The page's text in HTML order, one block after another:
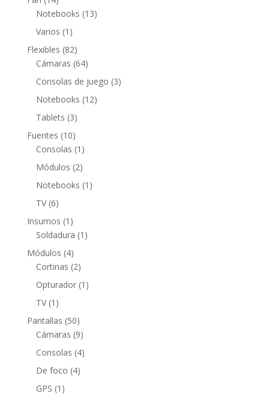
productos
Notebooks 1313
Varios 1 1
producto
Flexibles 8282
productos
Cámaras 6464
productos
Consolas de juego 33
Notebooks 1212
Tablets 33
productos
Fuentes 1010
productos
Consolas 1 1
producto
Módulos 22
productos
Notebooks 1 1
TV 66
productos
Insumos 1 1
producto
Soldadura 1 1
Módulos 44
productos
Cortinas 22
productos
Opturador 1 1
TV 1 1
producto
Pantallas 5050
productos
Cámaras 99
productos
Consolas 44
De foco 44
GPS 1 1